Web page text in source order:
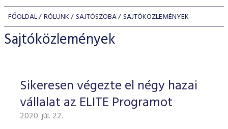
KERESKEDÉSI ADATOK
INDEXEK
Jelzáloglevél indexek
Vállalati kötvény indexek
Azonnali Piac
Részvények
Származékos piac
BEFEKTETŐK
Részvény szekció
Hitelpapír szekció
BÉT szabályzatok
Befektetővédelem
Alkalmazott díjstruktúra
Elszámolás
Részvény és vállalati kötvény tőzsdei bevezetését
program
BÉT Xtend - Részvénypiac egyszerűen
TŐZSDETAGOK
Tőzsdetagok, üzletkötők
VENDOROK
FŐOLDAL RÓLUNK SAJTÓSZOBA SAJTÓKÖZLEMÉNYEK
Sajtóközlemények
Sikeresen végezte el négy hazai
vállalat az ELITE Programot
2020. júl. 22.